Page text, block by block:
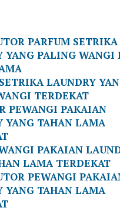
PARFUM SETRIKA
YANG PALING WANGI
LAUNDRY
TERDEKAT
PEWANGI PAKAIAN
YANG TAHAN LAMA
PAKAIAN
LAMA TERDEKAT
PEWANGI
YANG TAHAN LAMA